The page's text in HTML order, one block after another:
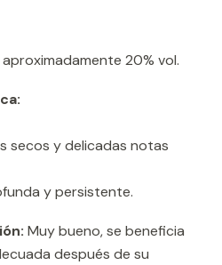
20% vol.
secos y delicadas notas
y persistente.
Muy bueno, se beneficia
después de su